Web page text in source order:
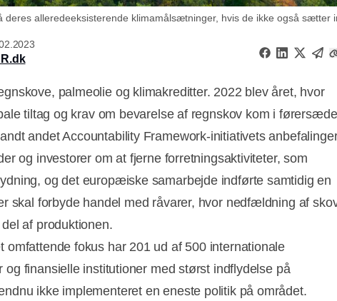
alleredeeksisterende klimamålsætninger, hvis de ikke også sætter
palmeolie og klimakreditter. 2022 blev året, hvor
tiltag og krav om bevarelse af regnskov kom i
andet Accountability Framework-initiativets
og investorer om at fjerne forretningsaktiviteter, som
og det europæiske samarbejde indførte samtidig en
skal forbyde handel med råvarer, hvor nedfældning af
af produktionen.
omfattende fokus har 201 ud af 500 internationale
og finansielle institutioner med størst indflydelse på
ikke implementeret en eneste politik på området.